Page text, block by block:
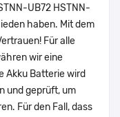
UB72 HSTNN-
haben. Mit dem
Für alle
wir eine
Akku Batterie wird
und geprüft, um
Für den Fall, dass